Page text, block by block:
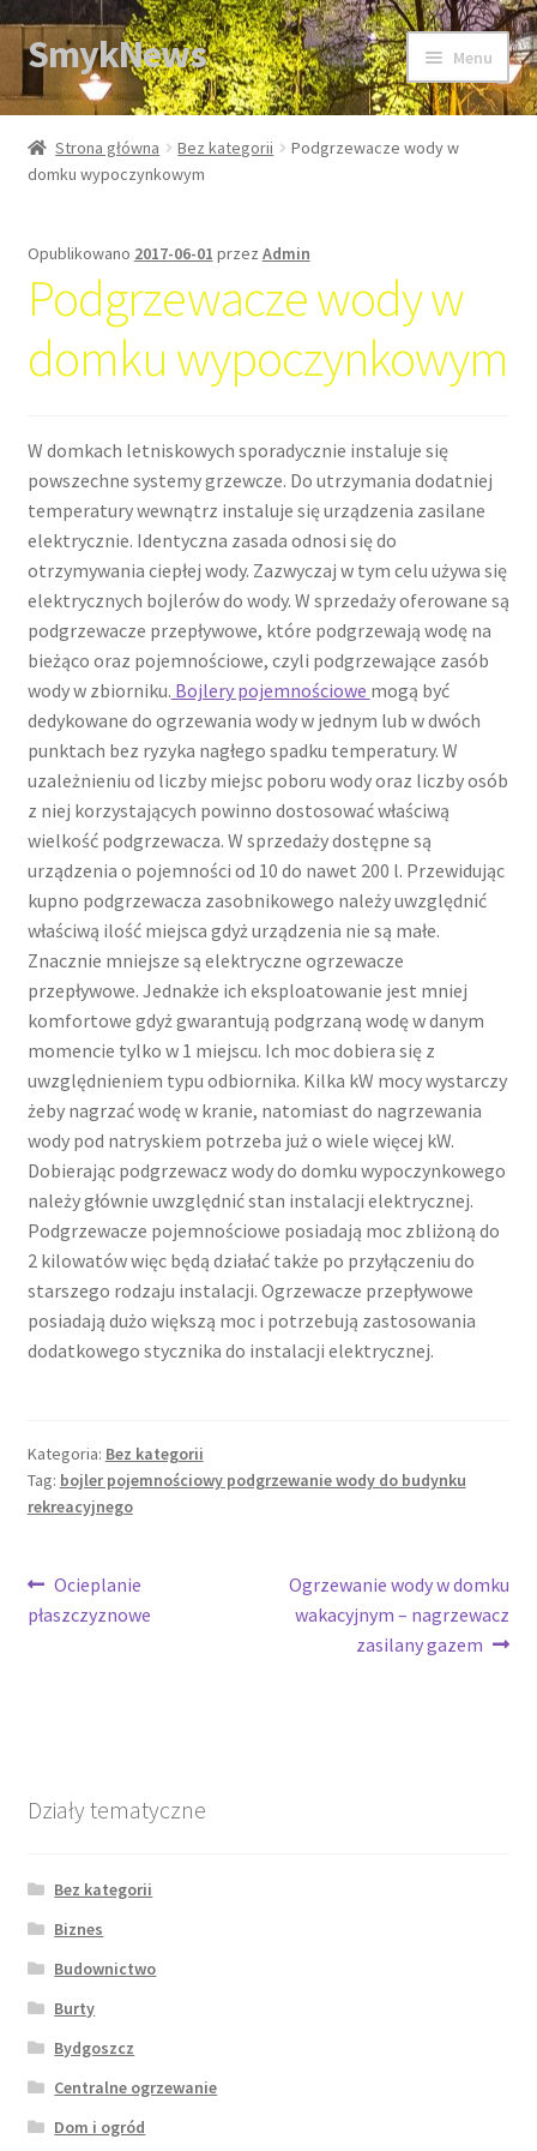
Przejdź
do
nawigacji
Przejdź
do
treści
SmykNews Menu
Strona główna
Strona główna Bez kategorii
Podgrzewacze wody w
domku wypoczynkowym
Opublikowano 2017-06-01 przez Admin
Podgrzewacze wody w
domku wypoczynkowym
W domkach letniskowych sporadycznie instaluje się
powszechne systemy grzewcze. Do utrzymania dodatniej
temperatury wewnątrz instaluje się urządzenia zasilane
elektrycznie. Identyczna zasada odnosi się do
otrzymywania ciepłej wody. Zazwyczaj w tym celu używa się
elektrycznych bojlerów do wody. W sprzedaży oferowane są
podgrzewacze przepływowe, które podgrzewają wodę na
bieżąco oraz pojemnościowe, czyli podgrzewające zasób
wody w zbiorniku. Bojlery pojemnościowe mogą być
dedykowane do ogrzewania wody w jednym lub w dwóch
punktach bez ryzyka nagłego spadku temperatury. W
uzależnieniu od liczby miejsc poboru wody oraz liczby osób
z niej korzystających powinno dostosować właściwą
wielkość podgrzewacza. W sprzedaży dostępne są
urządzenia o pojemności od 10 do nawet 200 l. Przewidując
kupno podgrzewacza zasobnikowego należy uwzględnić
właściwą ilość miejsca gdyż urządzenia nie są małe.
Znacznie mniejsze są elektryczne ogrzewacze
przepływowe. Jednakże ich eksploatowanie jest mniej
komfortowe gdyż gwarantują podgrzaną wodę w danym
momencie tylko w 1 miejscu. Ich moc dobiera się z
uwzględnieniem typu odbiornika. Kilka kW mocy wystarczy
żeby nagrzać wodę w kranie, natomiast do nagrzewania
wody pod natryskiem potrzeba już o wiele więcej kW.
Dobierając podgrzewacz wody do domku wypoczynkowego
należy głównie uwzględnić stan instalacji elektrycznej.
Podgrzewacze pojemnościowe posiadają moc zbliżoną do
2 kilowatów więc będą działać także po przyłączeniu do
starszego rodzaju instalacji. Ogrzewacze przepływowe
posiadają dużo większą moc i potrzebują zastosowania
dodatkowego stycznika do instalacji elektrycznej.
Kategoria: Bez kategorii
Tag: bojler pojemnościowy podgrzewanie wody do budynku
rekreacyjnego
Nawigacja
wpisu
Poprzedni
wpis:
Ocieplanie
płaszczyznowe
Następny
wpis:
Ogrzewanie wody w domku
wakacyjnym – nagrzewacz
zasilany gazem
Działy tematyczne
Bez kategorii
Biznes
Budownictwo
Burty
Bydgoszcz
Centralne ogrzewanie
Dom i ogród